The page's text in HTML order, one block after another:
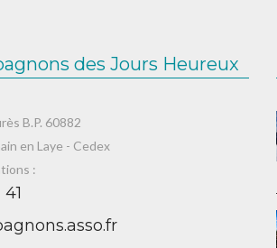
des Jours Heureux
B.P. 60882
en Laye - Cedex
: